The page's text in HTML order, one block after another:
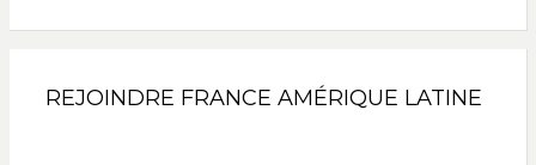
REJOINDRE FRANCE AMÉRIQUE LATINE